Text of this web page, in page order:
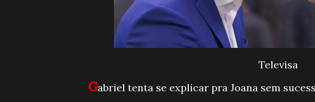
Televisa
Gabriel tenta se explicar pra Joana sem